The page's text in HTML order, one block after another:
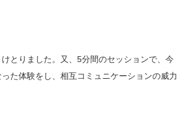
とりました。又、5分間のセッションで、今
た体験をし、相互コミュニケーションの威力